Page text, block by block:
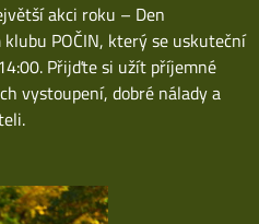
akci roku – Den
POČIN, který se uskuteční
Přijďte si užít příjemné
vystoupení, dobré nálady a